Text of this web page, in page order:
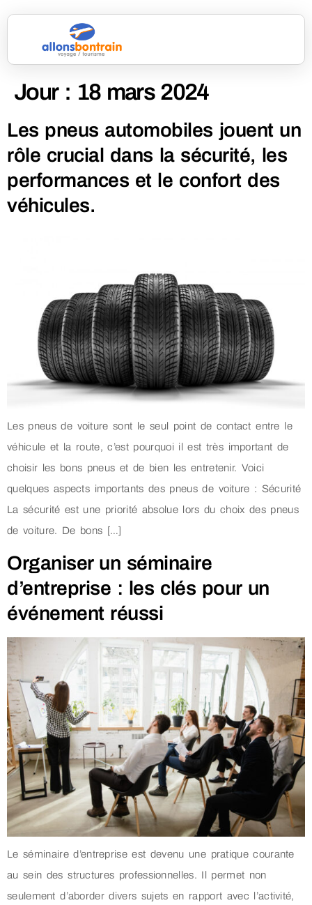
Jour : 18 mars 2024
Les pneus automobiles jouent un
rôle crucial dans la sécurité, les
performances et le confort des
véhicules.
Les pneus de voiture sont le seul point de contact entre le
véhicule et la route, c’est pourquoi il est très important de
choisir les bons pneus et de bien les entretenir. Voici
quelques aspects importants des pneus de voiture : Sécurité
La sécurité est une priorité absolue lors du choix des pneus
de voiture. De bons […]
Organiser un séminaire
d’entreprise : les clés pour un
événement réussi
Le séminaire d’entreprise est devenu une pratique courante
au sein des structures professionnelles. Il permet non
seulement d’aborder divers sujets en rapport avec l’activité,